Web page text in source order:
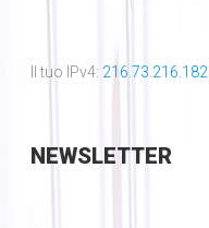
Il tuo IPv4: 216.73.216.182
NEWSLETTER